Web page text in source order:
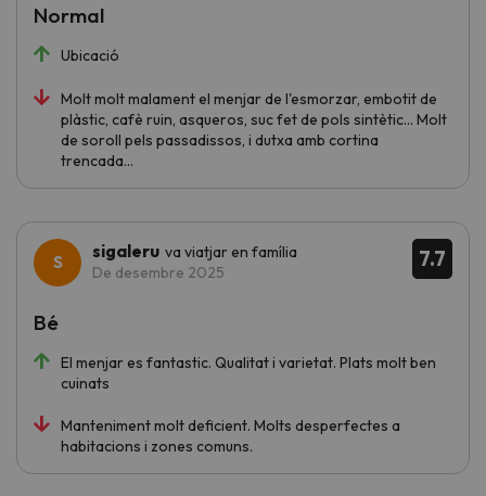
Ubicació
Molt molt malament el menjar de l'esmorzar, embotit de
plàstic, cafè ruin, asqueros, suc fet de pols sintètic... Molt
de soroll pels passadissos, i dutxa amb cortina
trencada...
Normal
7.7
sigaleru va viatjar en família
De desembre 2025
El menjar es fantastic. Qualitat i varietat. Plats molt ben
cuinats
Manteniment molt deficient. Molts desperfectes a
habitacions i zones comuns.
Bé